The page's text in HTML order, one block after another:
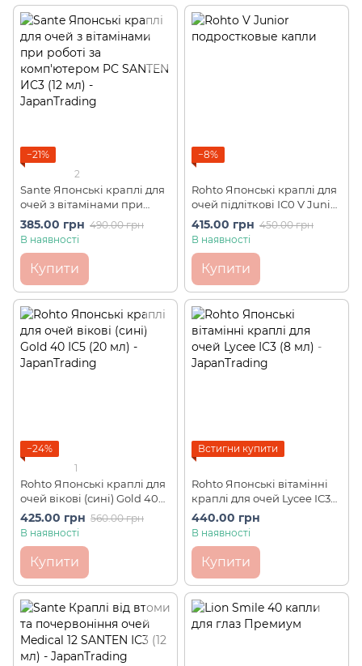
−21%
2
Sante Японські краплі для
очей з вітамінами при
роботі за комп'ютером PC
SANTEN ИС3 (12 мл)
385.00 грн 490.00 грн
В наявності
Купити
−8%
Rohto Японські краплі для
очей підліткові ІС0 V Junior
(13 мл)
415.00 грн 450.00 грн
В наявності
Купити
−24%
1
Rohto Японські краплі для
очей вікові (сині) Gold 40
ІС5 (20 мл)
425.00 грн 560.00 грн
В наявності
Купити
Встигни купити
Rohto Японські вітамінні
краплі для очей Lycee ІС3
(8 мл)
440.00 грн
В наявності
Купити